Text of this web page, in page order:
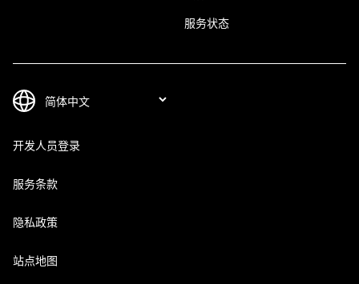
服务状态
开发人员登录
服务条款
隐私政策
站点地图